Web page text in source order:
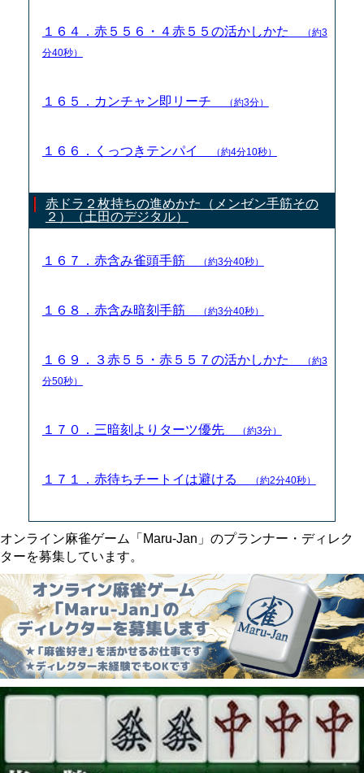
１６４．赤５５６・４赤５５の活かしかた
（約3
分40秒）
１６５．カンチャン即リーチ （約3分）
１６６．くっつきテンパイ （約4分10秒）
赤ドラ２枚持ちの進めかた（メンゼン手筋その
２）（土田のデジタル）
１６７．赤含み雀頭手筋 （約3分40秒）
１６８．赤含み暗刻手筋 （約3分40秒）
１６９．３赤５５・赤５５７の活かしかた
（約3
分50秒）
１７０．三暗刻よりターツ優先 （約3分）
１７１．赤待ちチートイは避ける （約2分40秒）
オンライン麻雀ゲーム「Maru-Jan」のプランナー・ディレク
ターを募集しています。